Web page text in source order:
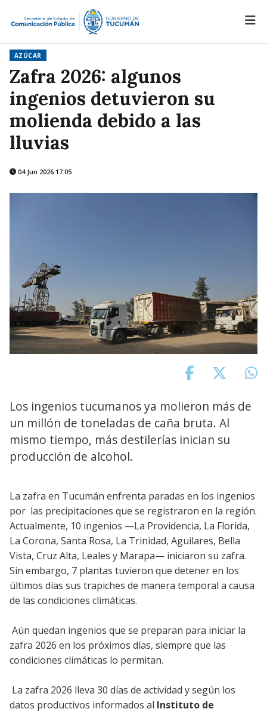
AZÚCAR
Zafra 2026: algunos
ingenios detuvieron su
molienda debido a las
lluvias
04 Jun 2026 17:05
Los ingenios tucumanos ya molieron más de
un millón de toneladas de caña bruta. Al
mismo tiempo, más destilerías inician su
producción de alcohol.
La zafra en Tucumán enfrenta paradas en los ingenios
por las precipitaciones que se registraron en la región.
Actualmente, 10 ingenios —La Providencia, La Florida,
La Corona, Santa Rosa, La Trinidad, Aguilares, Bella
Vista, Cruz Alta, Leales y Marapa— iniciaron su zafra.
Sin embargo, 7 plantas tuvieron que detener en los
últimos días sus trapiches de manera temporal a causa
de las condiciones climáticas.
Aún quedan ingenios que se preparan para iniciar la
zafra 2026 en los próximos días, siempre que las
condiciones climáticas lo permitan.
La zafra 2026 lleva 30 días de actividad y según los
datos productivos informados al Instituto de